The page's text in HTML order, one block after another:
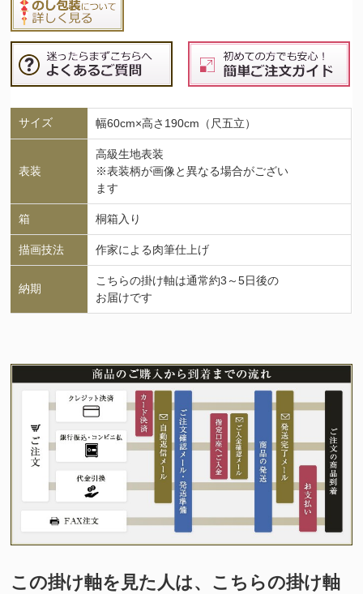
サイズ 幅60cm×高さ190cm（尺五立）
表装
高級生地表装
※表装柄が画像と異なる場合がござい
ます
箱 桐箱入り
描画技法 作家による肉筆仕上げ
納期
こちらの掛け軸は通常約3～5日後の
お届けです
この掛け軸を見た人は、こちらの掛け軸